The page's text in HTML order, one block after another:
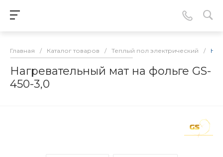
Главная / Каталог товаров / Теплый пол электрический /
Нагревательный мат на фольге GS-
450-3,0